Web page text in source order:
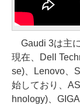
Gaudi 3は主
現在、Dell
se)、Lenovo、
始しており、
hnology)、